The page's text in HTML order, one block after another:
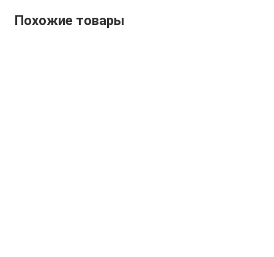
Похожие товары